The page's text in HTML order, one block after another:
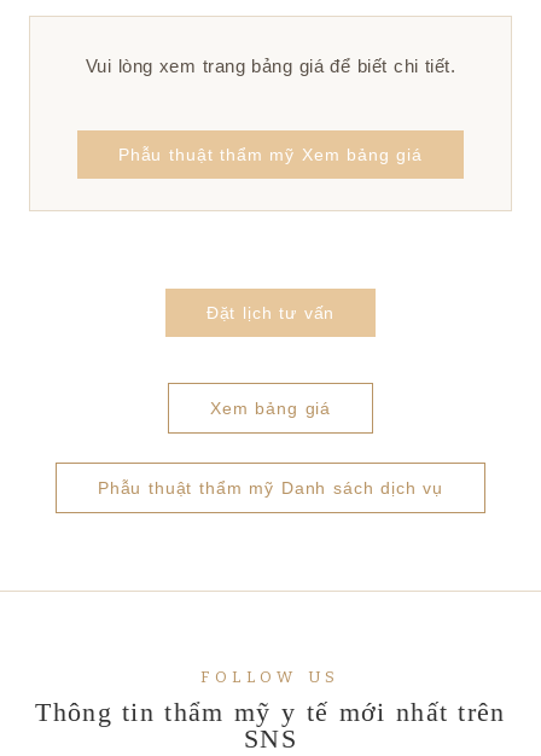
Vui lòng xem trang bảng giá để biết chi tiết.
Phẫu thuật thẩm mỹ Xem bảng giá
Đặt lịch tư vấn
Xem bảng giá
Phẫu thuật thẩm mỹ Danh sách dịch vụ
FOLLOW US
Thông tin thẩm mỹ y tế mới nhất trên
SNS